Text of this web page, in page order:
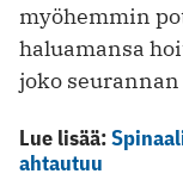
myöhemmin
haluamansa
joko
Lue lisää:
ahtautuu